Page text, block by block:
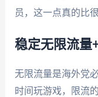
员，这一点真的比
稳定无限流量
无限流量是海外党
时间玩游戏，限流